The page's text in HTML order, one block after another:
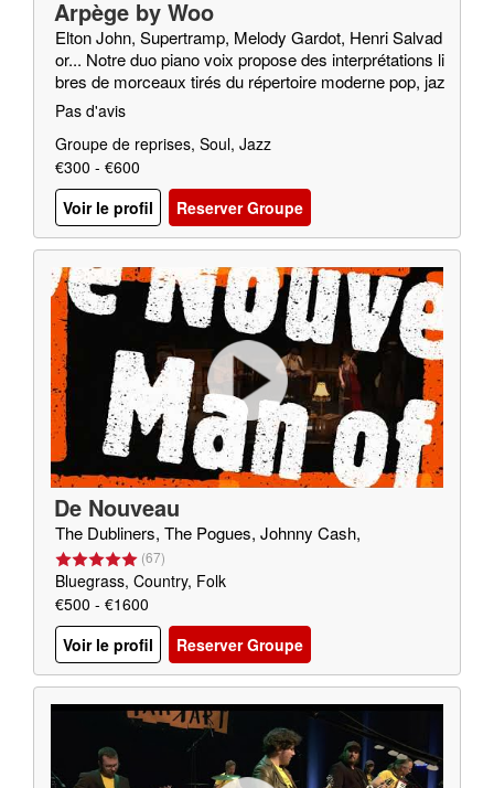
Arpège by Woo
Elton John, Supertramp, Melody Gardot, Henri Salvad
or... Notre duo piano voix propose des interprétations li
bres de morceaux tirés du répertoire moderne pop, jaz
z, soul…
Pas d'avis
Groupe de reprises, Soul, Jazz
€300 - €600
Voir le profil
Reserver Groupe
De Nouveau
The Dubliners, The Pogues, Johnny Cash,
(67)
Bluegrass, Country, Folk
€500 - €1600
Voir le profil
Reserver Groupe